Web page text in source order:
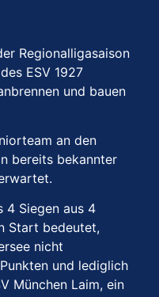
Regionalligasaison
ESV 1927
und bauen
an den
bereits bekannter
4 Siegen aus 4
Start bedeutet,
nicht
und lediglich
München Laim, ein